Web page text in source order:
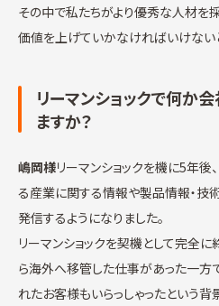
その中で私たちがより優秀な人材を
価値を上げていかなければいけない
リーマンショックで何か
ますか？
嶋岡様リーマンショックを機に5年
る産業に関する情報や製品情報・技
発信するようになりました。
リーマンショックを契機として完全
ら海外へ移管した仕事があった一方
れたお客様もいらっしゃったという背